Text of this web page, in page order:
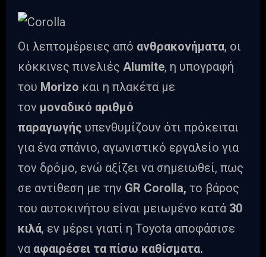
Οι λεπτομέρειες από ανθρακονήματα, οι
κόκκινες πινελιές Alumite, η υπογραφή
του Morizo και η πλακέτα με
τον μοναδικό αριθμό
παραγωγής υπενθυμίζουν ότι πρόκειται
για ένα σπάνιο, αγωνιστικό εργαλείο για
τον δρόμο, ενώ αξίζει να σημειωθεί, πως
σε αντίθεση με την GR Corolla, το βάρος
του αυτοκινήτου είναι μειωμένο κατά 30
κιλά, εν μέρει γιατί η Toyota αποφάσισε
να αφαιρέσει τα πίσω καθίσματα.